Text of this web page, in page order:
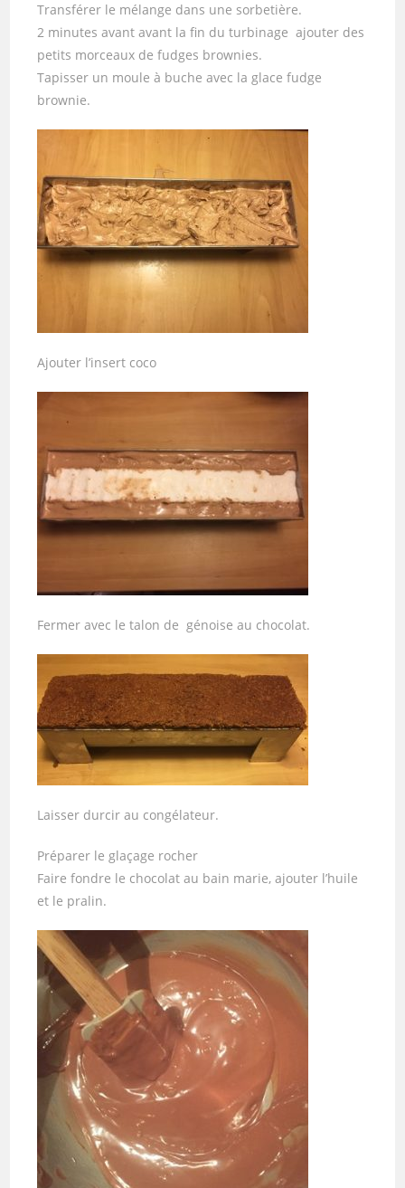
Transférer le mélange dans une sorbetière.
2 minutes avant avant la fin du turbinage ajouter des
petits morceaux de fudges brownies.
Tapisser un moule à buche avec la glace fudge
brownie.
Ajouter l’insert coco
Fermer avec le talon de génoise au chocolat.
Laisser durcir au congélateur.
Préparer le glaçage rocher
Faire fondre le chocolat au bain marie, ajouter l’huile
et le pralin.